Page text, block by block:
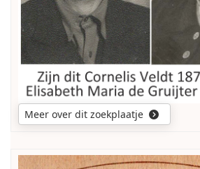
Cornelis
Veldt
en
Elisabeth
Maria
de
Gruijter?
Meer over dit zoekplaatje